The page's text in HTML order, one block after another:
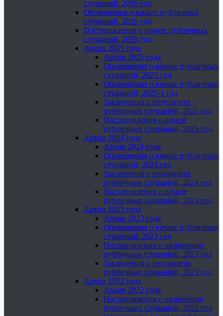
слушаний, 2026 год
Оповещения о начале публичных
слушаний, 2026 год
Постановления о начале публичных
слушаний, 2026 год
Архив 2025 года
Архив 2025 года
Оповещения о начале публичных
слушаний, 2025 год
Оповещения о начале публичных
слушаний, 2025-1 год
Заключения о результатах
публичных слушаний, 2025 год
Постановления о начале
публичных слушаний, 2025 год
Архив 2024 года
Архив 2024 года
Оповещения о начале публичных
слушаний, 2024 год
Заключения о результатах
публичных слушаний, 2024 год
Постановления о начале
публичных слушаний, 2024 год
Архив 2023 года
Архив 2023 года
Оповещения о начале публичных
слушаний, 2023 год
Постановления о назначении
публичных слушаний, 2023 год
Заключения о результатах
публичных слушаний, 2023 год
Архив 2022 года
Архив 2022 года
Постановления о назначении
публичных слушаний, 2022 год